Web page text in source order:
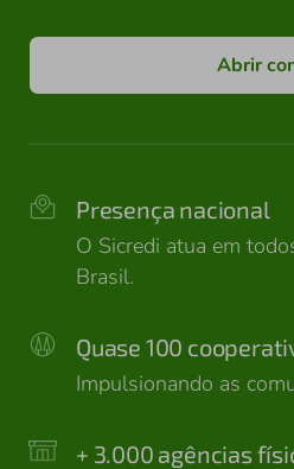
Abrir
Presença nacional
O Sicredi atua em
Brasil.
Quase 100
Impulsionando as
+ 3.000 agências